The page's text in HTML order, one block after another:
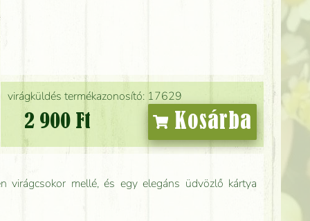
virágküldés termékazonosító: 17629
2 900 Ft Kosárba
virágcsokor mellé, és egy elegáns üdvözlő kártya